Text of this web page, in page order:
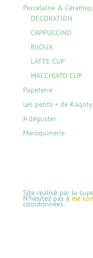
Porcelaine &
DECORATION
CAPPUCCINO
BIJOUX
LATTE CUP
MACCHIATO CUP
Papeterie
Les petits + de Kaqoty
A déguster
Maroquinerie
Site réalisé par la
N’hésitez pas à me
coordonnées.